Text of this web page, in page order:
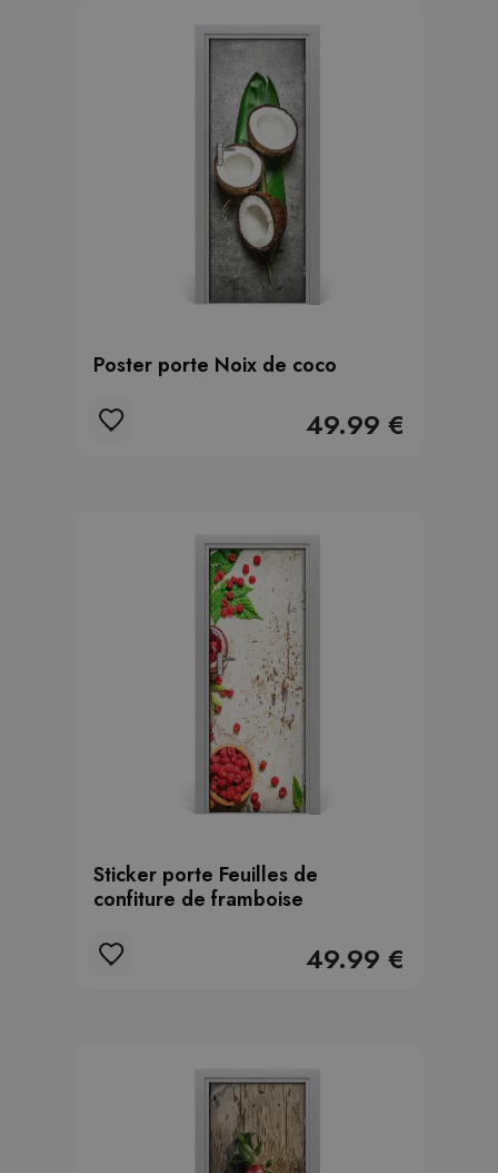
Poster porte Noix de coco
49.99 €
Sticker porte Feuilles de
confiture de framboise
49.99 €